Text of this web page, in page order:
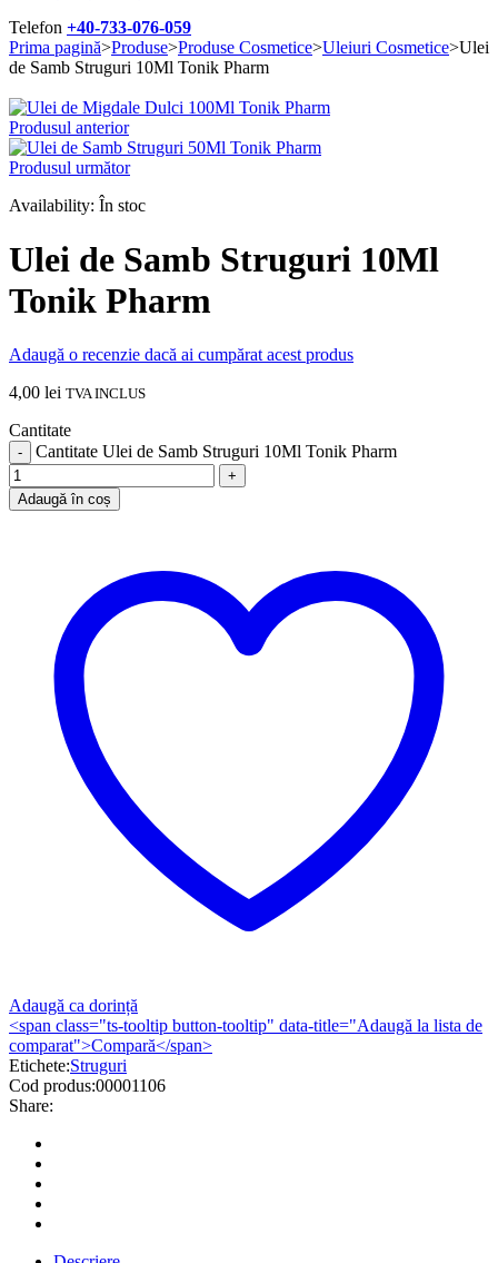
Telefon +40-733-076-059
Prima pagină>Produse>Produse Cosmetice>Uleiuri Cosmetice>Ulei
de Samb Struguri 10Ml Tonik Pharm
Produsul anterior
Produsul următor
Availability: În stoc
Ulei de Samb Struguri 10Ml
Tonik Pharm
Adaugă o recenzie dacă ai cumpărat acest produs
4,00 lei TVA INCLUS
Cantitate
Cantitate Ulei de Samb Struguri 10Ml Tonik Pharm
Adaugă în coș
Adaugă ca dorință
<span class="ts-tooltip button-tooltip" data-title="Adaugă la lista de
comparat">Compară</span>
Etichete:Struguri
Cod produs:00001106
Share: